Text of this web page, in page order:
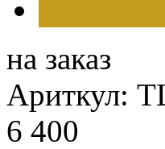
на заказ
Ариткул:
6 400